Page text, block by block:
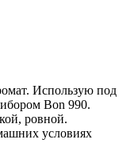
Использую под
Bon 990.
ровной.
условиях